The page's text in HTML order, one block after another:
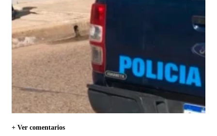
+ Ver comentarios